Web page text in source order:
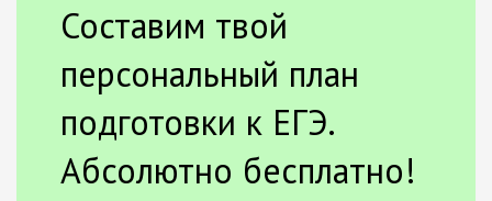
Составим твой
персональный план
подготовки к ЕГЭ.
Абсолютно бесплатно!